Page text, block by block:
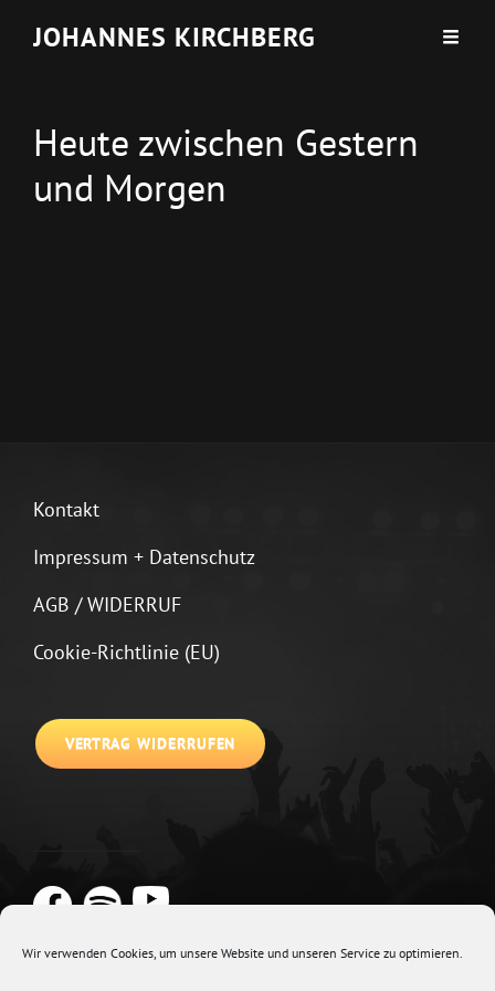
Wir verwenden Cookies, um unsere Website und unseren Service zu optimieren.
JOHANNES KIRCHBERG
Heute zwischen Gestern
und Morgen
Kontakt
Impressum + Datenschutz
AGB / WIDERRUF
Cookie-Richtlinie (EU)
VERTRAG WIDERRUFEN